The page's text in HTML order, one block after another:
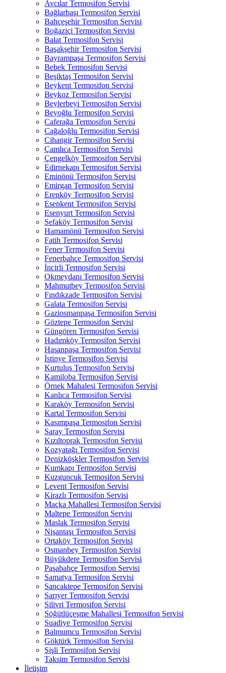
Avcılar Termosifon Servisi
Bağlarbaşı Termosifon Servisi
Bahçeşehir Termosifon Servisi
Boğaziçi Termosifon Servisi
Balat Termosifon Servisi
Başakşehir Termosifon Servisi
Bayrampaşa Termosifon Servisi
Bebek Termosifon Servisi
Beşiktaş Termosifon Servisi
Beykent Termosifon Servisi
Beykoz Termosifon Servisi
Beylerbeyi Termosifon Servisi
Beyoğlu Termosifon Servisi
Caferağa Termosifon Servisi
Cağaloğlu Termosifon Servisi
Cihangir Termosifon Servisi
Çamlıca Termosifon Servisi
Çengelköy Termosifon Servisi
Edirnekapı Termosifon Servisi
Eminönü Termosifon Servisi
Emirgan Termosifon Servisi
Erenköy Termosifon Servisi
Esenkent Termosifon Servisi
Esenyurt Termosifon Servisi
Sefaköy Termosifon Servisi
Hamamönü Termosifon Servisi
Fatih Termosifon Servisi
Fener Termosifon Servisi
Fenerbahçe Termosifon Servisi
İncirli Termosifon Servisi
Okmeydanı Termosifon Servisi
Mahmutbey Termosifon Servisi
Fındıkzade Termosifon Servisi
Galata Termosifon Servisi
Gaziosmanpaşa Termosifon Servisi
Göztepe Termosifon Servisi
Güngören Termosifon Servisi
Hadımköy Termosifon Servisi
Hasanpaşa Termosifon Servisi
İstinye Termosifon Servisi
Kurtuluş Termosifon Servisi
Kamiloba Termosifon Servisi
Örnek Mahalesi Termosifon Servisi
Kanlıca Termosifon Servisi
Karaköy Termosifon Servisi
Kartal Termosifon Servisi
Kasımpaşa Termosifon Servisi
Saray Termosifon Servisi
Kızıltoprak Termosifon Servisi
Kozyatağı Termosifon Servisi
Denizköşkler Termosifon Servisi
Kumkapı Termosifon Servisi
Kuzguncuk Termosifon Servisi
Levent Termosifon Servisi
Kirazlı Termosifon Servisi
Maçka Mahallesi Termosifon Servisi
Maltepe Termosifon Servisi
Maslak Termosifon Servisi
Nişantaşı Termosifon Servisi
Ortaköy Termosifon Servisi
Osmanbey Termosifon Servisi
Büyükdere Termosifon Servisi
Paşabahçe Termosifon Servisi
Samatya Termosifon Servisi
Sancaktepe Termosifon Servisi
Sarıyer Termosifon Servisi
Silivri Termosifon Servisi
Söğütlüçeşme Mahallesi Termosifon Servisi
Suadiye Termosifon Servisi
Balmumcu Termosifon Servisi
Göktürk Termosifon Servisi
Şişli Termosifon Servisi
Taksim Termosifon Servisi
İletişim